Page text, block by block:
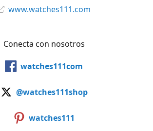
www.watches111.com
Conecta con nosotros
watches111com
@watches111shop
watches111